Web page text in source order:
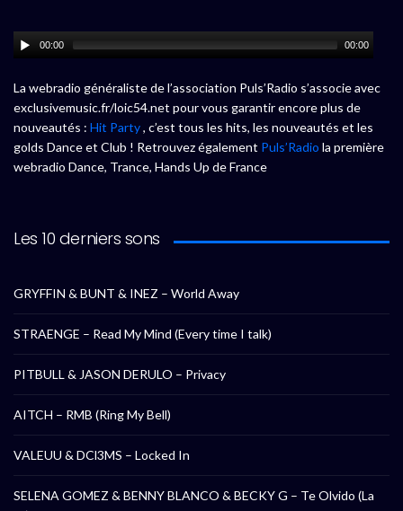
00:00 00:00
La webradio généraliste de l’association Puls’Radio s’associe avec
exclusivemusic.fr/loic54.net pour vous garantir encore plus de
nouveautés : Hit Party, c’est tous les hits, les nouveautés et les
golds Dance et Club ! Retrouvez également Puls’Radio la première
webradio Dance, Trance, Hands Up de France
Les 10 derniers sons
GRYFFIN & BUNT & INEZ – World Away
STRAENGE – Read My Mind (Every time I talk)
PITBULL & JASON DERULO – Privacy
AITCH – RMB (Ring My Bell)
VALEUU & DCl3MS – Locked In
SELENA GOMEZ & BENNY BLANCO & BECKY G – Te Olvido (La